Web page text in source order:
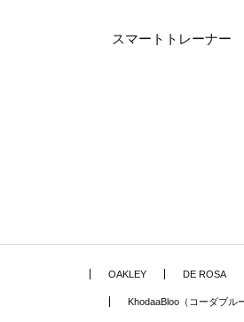
スマートトレーナー
OAKLEY DE ROSA
KhodaaBloo（コーダブル